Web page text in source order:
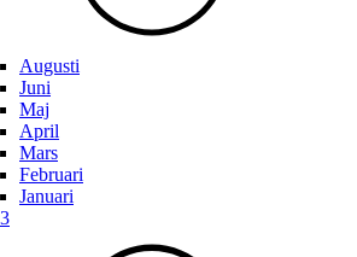
Augusti
Juni
Maj
April
Mars
Februari
Januari